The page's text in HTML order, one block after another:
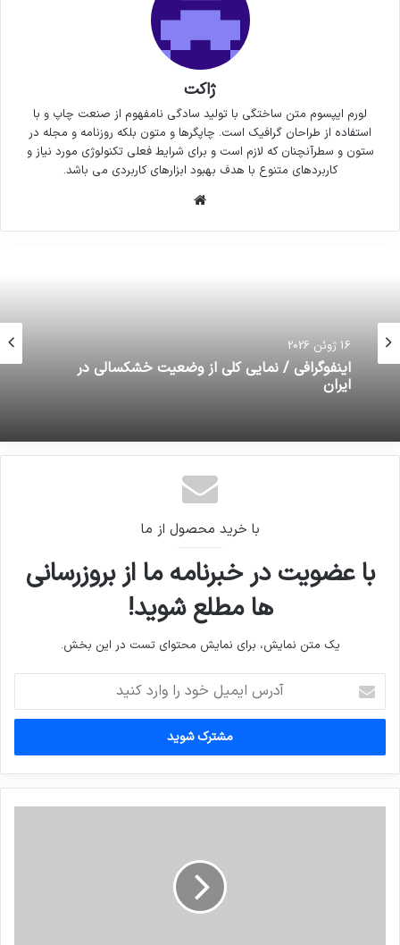
ژاکت
لورم ایپسوم متن ساختگی با تولید سادگی نامفهوم از صنعت چاپ و با
استفاده از طراحان گرافیک است. چاپگرها و متون بلکه روزنامه و مجله در
ستون و سطرآنچنان که لازم است و برای شرایط فعلی تکنولوژی مورد نیاز و
کاربردهای متنوع با هدف بهبود ابزارهای کاربردی می باشد.
16 ژوئن 2026
تا قراردادم با تلویزیون تمدید نشود درباره پایتخت
حرفی ندارم!
16 ژوئن 2026
اینفوگرافی / نمایی کلی از وضعیت خشکسالی در
با خرید محصول از ما
با عضویت در خبرنامه ما از بروزرسانی
ها مطلع شوید!
یک متن نمایش، برای نمایش محتوای تست در این بخش.
ایمیل
خود
وارد
کنید